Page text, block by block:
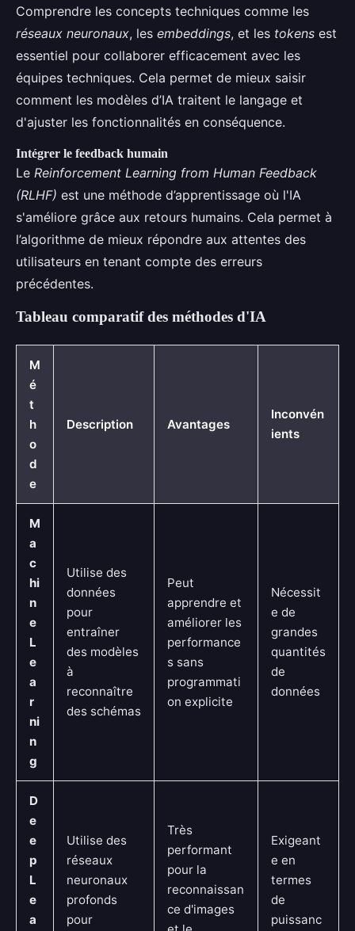
Comprendre les concepts techniques comme les
réseaux neuronaux, les embeddings, et les tokens est
essentiel pour collaborer efficacement avec les
équipes techniques. Cela permet de mieux saisir
comment les modèles d’IA traitent le langage et
d'ajuster les fonctionnalités en conséquence.
Intégrer le feedback humain
Le Reinforcement Learning from Human Feedback
(RLHF) est une méthode d’apprentissage où l'IA
s'améliore grâce aux retours humains. Cela permet à
l’algorithme de mieux répondre aux attentes des
utilisateurs en tenant compte des erreurs
précédentes.
Tableau comparatif des méthodes d'IA
M
é
t
h
o
d
e
Description Avantages
Inconvén
ients
M
a
c
hi
n
e
L
e
a
r
ni
n
g
Utilise des
données
pour
entraîner
des modèles
à
reconnaître
des schémas
Peut
apprendre et
améliorer les
performance
s sans
programmati
on explicite
Nécessit
e de
grandes
quantités
de
données
D
e
e
p
L
e
a
Utilise des
réseaux
neuronaux
profonds
pour
Très
performant
pour la
reconnaissan
ce d'images
Exigeant
e en
termes
de
puissanc